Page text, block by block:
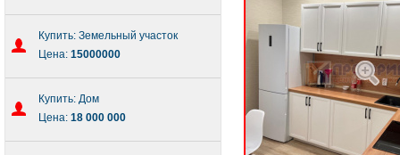
Купить: Земельный участок
Цена: 15000000
Купить: Дом
Цена: 18 000 000